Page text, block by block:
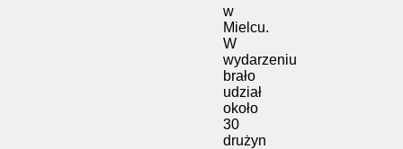
w
Mielcu.
W
wydarzeniu
brało
udział
około
30
drużyn